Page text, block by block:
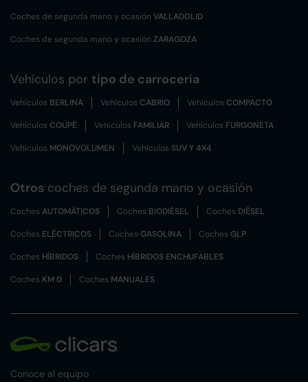
Coches de segunda mano y ocasión VALLADOLID
Coches de segunda mano y ocasión ZARAGOZA
Vehículos por tipo de carrocería
Vehículos BERLINA VehículosCABRIO VehículosCOMPACTO
VehículosCOUPÉ Vehículos FAMILIAR Vehículos FURGONETA
Vehículos MONOVOLUMEN Vehículos SUV Y 4X4
Otros coches de segunda mano y ocasión
CochesAUTOMÁTICOS Coches BIODIÉSEL Coches DIÉSEL
Coches ELÉCTRICOS CochesGASOLINA CochesGLP
Coches HÍBRIDOS Coches HÍBRIDOS ENCHUFABLES
Coches KM 0 Coches MANUALES
Conoce al equipo